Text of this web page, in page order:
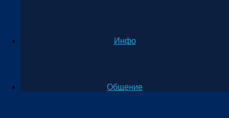
Инфо
Общение